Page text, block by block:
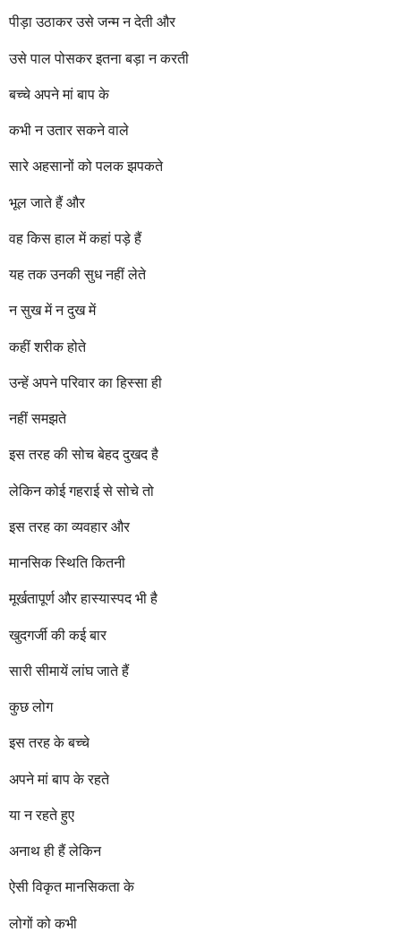
पीड़ा उठाकर उसे जन्म न देती और
उसे पाल पोसकर इतना बड़ा न करती
बच्चे अपने मां बाप के
कभी न उतार सकने वाले
सारे अहसानों को पलक झपकते
भूल जाते हैं और
वह किस हाल में कहां पड़े हैं
यह तक उनकी सुध नहीं लेते
न सुख में न दुख में
कहीं शरीक होते
उन्हें अपने परिवार का हिस्सा ही
नहीं समझते
इस तरह की सोच बेहद दुखद है
लेकिन कोई गहराई से सोचे तो
इस तरह का व्यवहार और
मानसिक स्थिति कितनी
मूर्खतापूर्ण और हास्यास्पद भी है
खुदगर्जी की कई बार
सारी सीमायें लांघ जाते हैं
कुछ लोग
इस तरह के बच्चे
अपने मां बाप के रहते
या न रहते हुए
अनाथ ही हैं लेकिन
ऐसी विकृत मानसिकता के
लोगों को कभी